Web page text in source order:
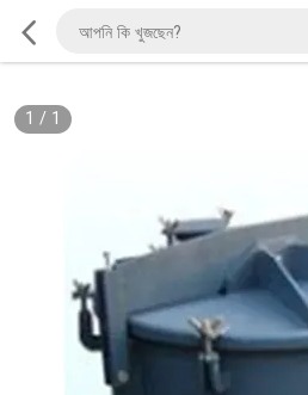
1 / 1